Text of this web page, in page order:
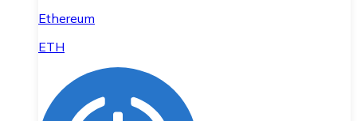
Ethereum
ETH